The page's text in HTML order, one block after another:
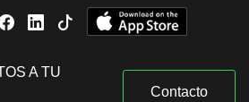
A TU
Contacto